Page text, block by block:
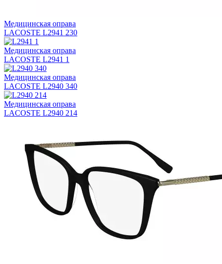
Медицинская оправа
LACOSTE L2941 230
Медицинская оправа
LACOSTE L2941 1
Медицинская оправа
LACOSTE L2940 340
Медицинская оправа
LACOSTE L2940 214